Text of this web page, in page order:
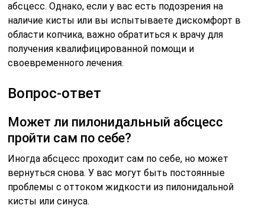
абсцесс. Однако, если у вас есть подозрения на
наличие кисты или вы испытываете дискомфорт в
области копчика, важно обратиться к врачу для
получения квалифицированной помощи и
своевременного лечения.
Вопрос-ответ
Может ли пилонидальный абсцесс
пройти сам по себе?
Иногда абсцесс проходит сам по себе, но может
вернуться снова. У вас могут быть постоянные
проблемы с оттоком жидкости из пилонидальной
кисты или синуса.